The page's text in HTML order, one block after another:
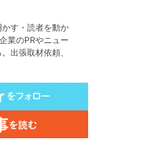
す・読者を動か
業のPRやニュー
出張取材依頼、